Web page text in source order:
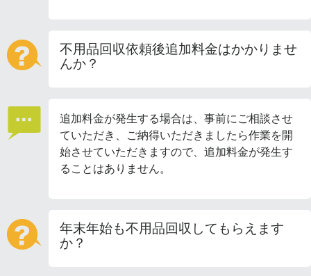
不用品回収依頼後追加料金はかかりませ
んか？
追加料金が発生する場合は、事前にご相談させ
ていただき、ご納得いただきましたら作業を開
始させていただきますので、追加料金が発生す
ることはありません。
年末年始も不用品回収してもらえます
か？